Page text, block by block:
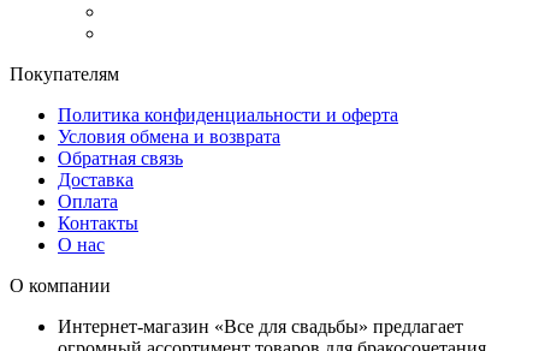
Покупателям
Политика конфиденциальности и оферта
Условия обмена и возврата
Обратная связь
Доставка
Оплата
Контакты
О нас
О компании
Интернет-магазин «Все для свадьбы» предлагает